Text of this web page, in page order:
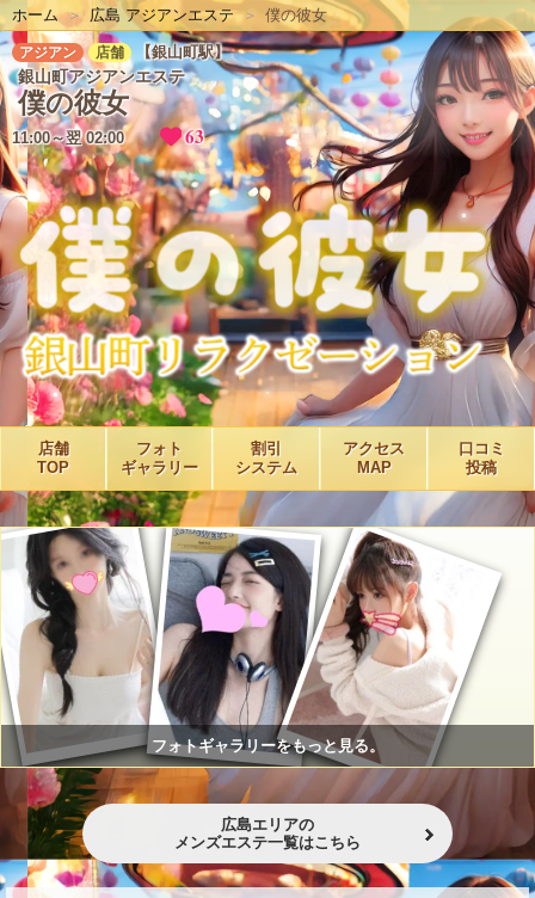
ホーム 広島 アジアンエステ 僕の彼女
アジアン 店舗 【銀山町駅】
銀山町アジアンエステ
僕の彼女
11:00～翌 02:00 63
店舗
TOP
フォト
ギャラリー
割引
システム
アクセス
MAP
口コミ
投稿
フォトギャラリーをもっと見る。
広島エリアの
メンズエステ一覧はこちら